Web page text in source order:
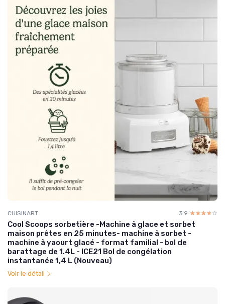
CUISINART 3.9 ☆☆☆☆☆
★★★★★
Cool Scoops sorbetière -Machine à glace et sorbet
maison prêtes en 25 minutes- machine à sorbet -
machine à yaourt glacé - format familial - bol de
barattage de 1.4L - ICE21 Bol de congélation
instantanée 1,4 L (Nouveau)
Voir le détail